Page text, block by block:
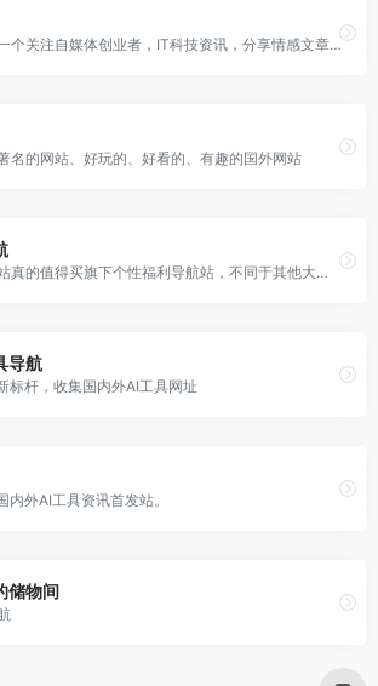
壳壳博客是一个关注自媒体创业者，IT科技资讯，分享情感文章、软件资源的博客，每天几分钟科技资讯一箩筐。
名的网站、好玩的、好看的、有趣的国外网站
专业导购网站真的值得买旗下个性福利导航站，不同于其他大而全的常规导航站，针对网站用户精选有价值的福利网站。
导航
标杆，收集国内外AI工具网址
内外AI工具资讯首发站。
储物间